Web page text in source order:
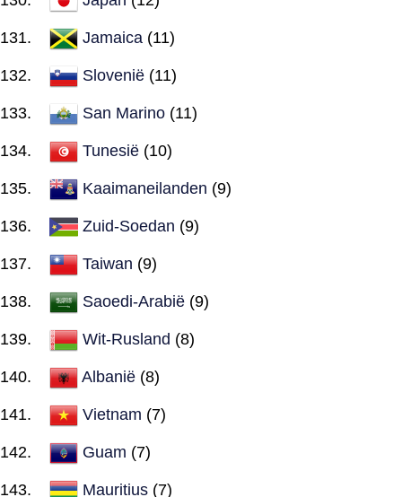
Jamaica (11)
Slovenië (11)
San Marino (11)
Tunesië (10)
Kaaimaneilanden (9)
Zuid-Soedan (9)
Taiwan (9)
Saoedi-Arabië (9)
Wit-Rusland (8)
Albanië (8)
Vietnam (7)
Guam (7)
Mauritius (7)